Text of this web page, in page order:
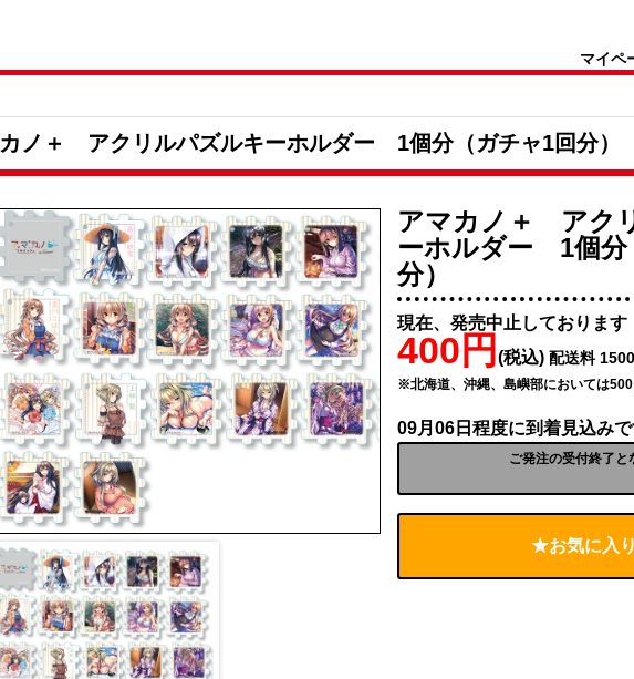
マイペ
ノ＋ アクリルパズルキーホルダー 1個分（ガチャ1回分）
アマカノ＋ アク
ーホルダー 1個分
分）
現在、発売中止しております
400円 (税込) 配送料
※北海道、沖縄、島嶼部においては
09月06日程度に到着見込み
ご発注の受付終了と
★お気に入